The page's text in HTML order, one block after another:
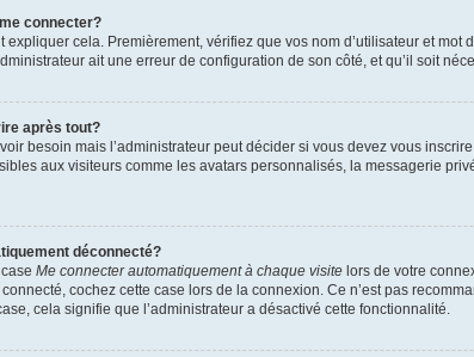
connecter?
cela. Premièrement, vérifiez que vos nom d’utilisateur et mot
ait une erreur de configuration de son côté, et qu’il soit
après tout?
besoin mais l’administrateur peut décider si vous devez vous
aux visiteurs comme les avatars personnalisés, la messagerie
déconnecté?
Me connecter automatiquement à chaque visite lors de votre
cochez cette case lors de la connexion. Ce n’est pas
cela signifie que l’administrateur a désactivé cette fonctionnalité.